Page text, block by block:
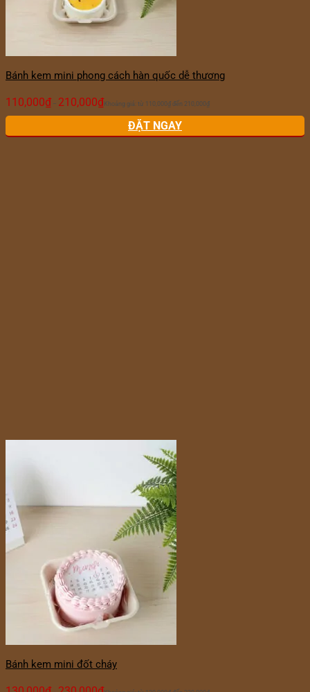
Bánh kem mini phong cách hàn quốc dễ thương
110,000₫ – 210,000₫ Khoảng giá: từ 110,000₫ đến 210,000₫
ĐẶT NGAY
Bánh kem mini đốt cháy